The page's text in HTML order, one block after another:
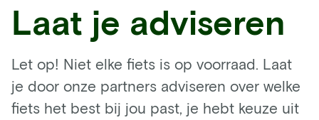
Laat je adviseren
Let op! Niet elke fiets is op voorraad. Laat
je door onze partners adviseren over welke
fiets het best bij jou past, je hebt keuze uit